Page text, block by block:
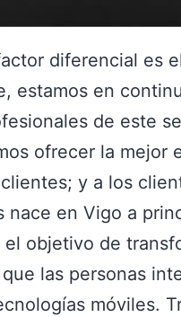
diferencial es
estamos en
de este
ofrecer la mejor
y a los
nace en Vigo a
el objetivo de
las personas
móviles.